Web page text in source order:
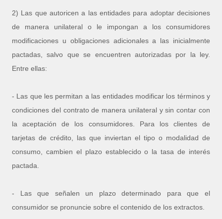
2) Las que autoricen a las entidades para adoptar decisiones
de manera unilateral o le impongan a los consumidores
modificaciones u obligaciones adicionales a las inicialmente
pactadas, salvo que se encuentren autorizadas por la ley.
Entre ellas:
- Las que les permitan a las entidades modificar los términos y
condiciones del contrato de manera unilateral y sin contar con
la aceptación de los consumidores. Para los clientes de
tarjetas de crédito, las que inviertan el tipo o modalidad de
consumo, cambien el plazo establecido o la tasa de interés
pactada.
- Las que señalen un plazo determinado para que el
consumidor se pronuncie sobre el contenido de los extractos.